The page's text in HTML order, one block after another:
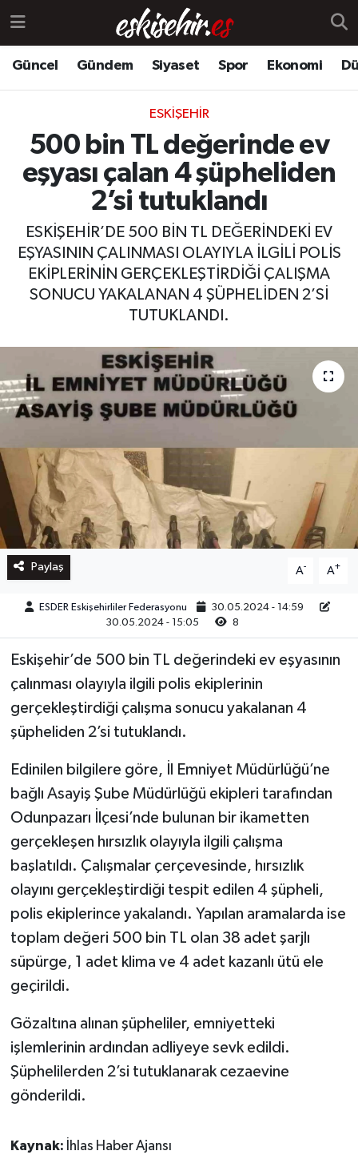
Güncel Gündem Siyaset Spor Ekonomi
ESKIŞEHIR
500 bin TL değerinde ev
eşyası çalan 4 şüpheliden
2’si tutuklandı
ESKİŞEHİR’DE 500 BİN TL DEĞERİNDEKİ EV
EŞYASININ ÇALINMASI OLAYIYLA İLGİLİ POLİS
EKİPLERİNİN GERÇEKLEŞTİRDİĞİ ÇALIŞMA
SONUCU YAKALANAN 4 ŞÜPHELİDEN 2’Sİ
TUTUKLANDI.
Paylaş A- A+
ESDER Eskişehirliler Federasyonu
30.05.2024 - 14:59
30.05.2024 - 15:05
8
Eskişehir’de 500 bin TL değerindeki ev eşyasının
çalınması olayıyla ilgili polis ekiplerinin
gerçekleştirdiği çalışma sonucu yakalanan 4
şüpheliden 2’si tutuklandı.
Edinilen bilgilere göre, İl Emniyet Müdürlüğü’ne
bağlı Asayiş Şube Müdürlüğü ekipleri tarafından
Odunpazarı İlçesi’nde bulunan bir ikametten
gerçekleşen hırsızlık olayıyla ilgili çalışma
başlatıldı. Çalışmalar çerçevesinde, hırsızlık
olayını gerçekleştirdiği tespit edilen 4 şüpheli,
polis ekiplerince yakalandı. Yapılan aramalarda ise
toplam değeri 500 bin TL olan 38 adet şarjlı
süpürge, 1 adet klima ve 4 adet kazanlı ütü ele
geçirildi.
Gözaltına alınan şüpheliler, emniyetteki
işlemlerinin ardından adliyeye sevk edildi.
Şüphelilerden 2’si tutuklanarak cezaevine
gönderildi.
Kaynak: İhlas Haber Ajansı